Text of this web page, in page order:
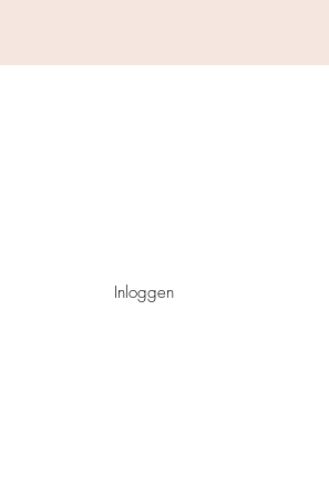
Inloggen